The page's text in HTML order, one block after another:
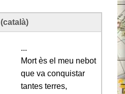
(català)
...
Mort ès el meu nebot
que va conquistar
tantes terres,